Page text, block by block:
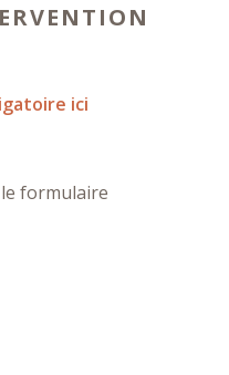
ici
formulaire